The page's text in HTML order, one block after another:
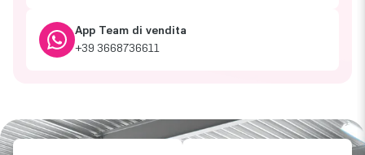
App Team di vendita
+39 3668736611